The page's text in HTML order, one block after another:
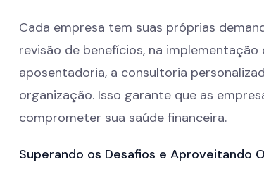
Cada empresa tem suas próprias
revisão de benefícios, na
aposentadoria, a consultoria
organização. Isso garante que as
comprometer sua saúde financeira.
Superando os Desafios e Aproveitando